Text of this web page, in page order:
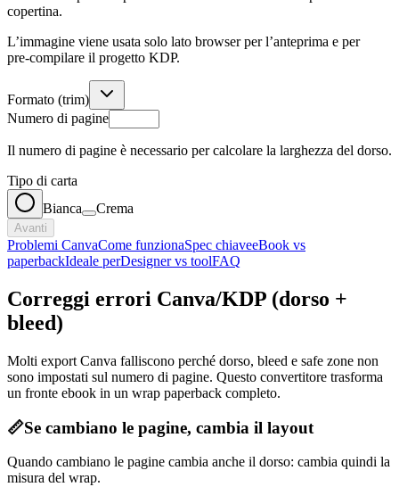
copertina.
L’immagine viene usata solo lato browser per l’anteprima e per
pre‑compilare il progetto KDP.
Formato (trim)
Numero di pagine
Il numero di pagine è necessario per calcolare la larghezza del dorso.
Tipo di carta
Bianca
Crema
Avanti
Problemi CanvaCome funzionaSpec chiaveeBook vs
paperbackIdeale perDesigner vs toolFAQ
Correggi errori Canva/KDP (dorso +
bleed)
Molti export Canva falliscono perché dorso, bleed e safe zone non
sono impostati sul numero di pagine. Questo convertitore trasforma
un fronte ebook in un wrap paperback completo.
📏Se cambiano le pagine, cambia il layout
Quando cambiano le pagine cambia anche il dorso: cambia quindi la
misura del wrap.